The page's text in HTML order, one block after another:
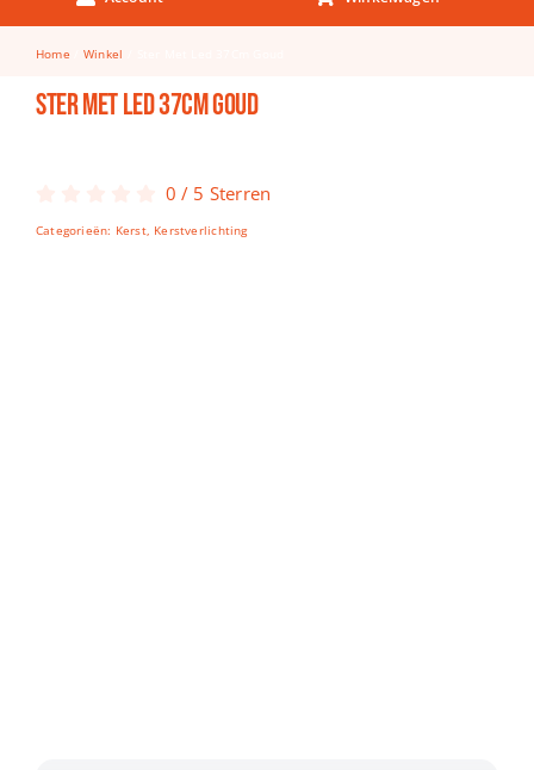
Keuken & Tafelen
Kinderfietsen
Knutselen
Spellen
Home Winkel
Ster Met Led 37Cm Goud
0 / 5 Sterren
Categorieën: Kerst, Kerstverlichting